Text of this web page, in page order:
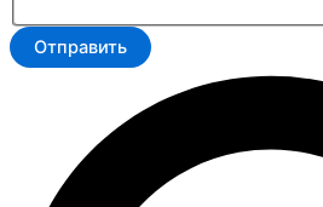
Отправить